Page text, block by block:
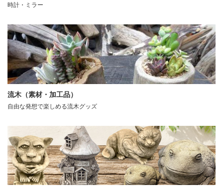
時計・ミラー
流木（素材・加工品）
自由な発想で楽しめる流木グッズ